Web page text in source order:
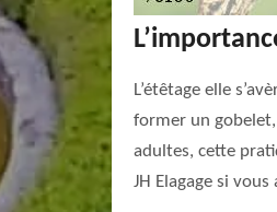
L’étêtage elle
former un
adultes, cette
JH Elagage si